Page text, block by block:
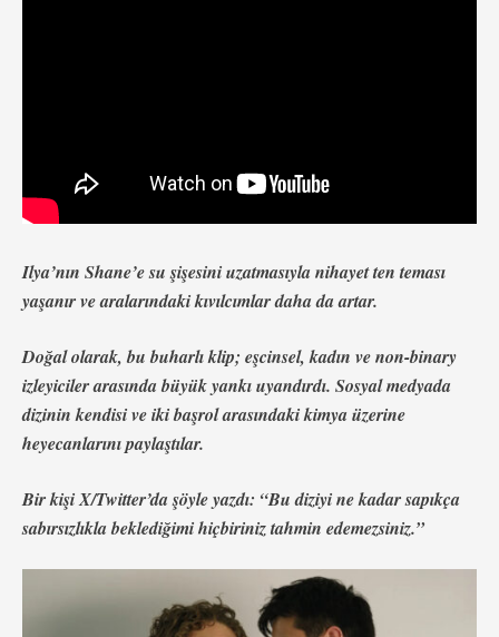
Ilya’nın Shane’e su şişesini uzatmasıyla nihayet ten teması
yaşanır ve aralarındaki kıvılcımlar daha da artar.
Doğal olarak, bu buharlı klip; eşcinsel, kadın ve non-binary
izleyiciler arasında büyük yankı uyandırdı. Sosyal medyada
dizinin kendisi ve iki başrol arasındaki kimya üzerine
heyecanlarını paylaştılar.
Bir kişi X/Twitter’da şöyle yazdı: “Bu diziyi ne kadar sapıkça
sabırsızlıkla beklediğimi hiçbiriniz tahmin edemezsiniz.”